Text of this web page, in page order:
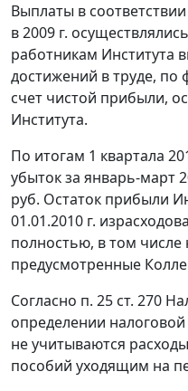
Выплаты в
в 2009 г.
работникам Института
достижений в труде,
счет чистой прибыли,
Института.
По итогам 1 квартала
убыток за январь-март
руб. Остаток прибыли
01.01.2010 г.
полностью, в том числе
предусмотренные
Согласно п. 25 ст. 270
определении
не учитываются
пособий уходящим на